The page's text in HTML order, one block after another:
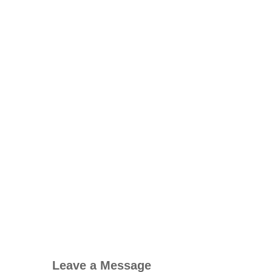
Leave a Message